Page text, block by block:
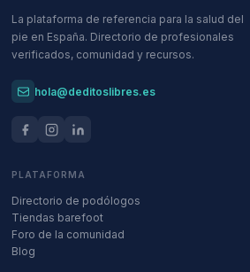
La plataforma de referencia para la salud del
pie en España. Directorio de profesionales
verificados, comunidad y recursos.
hola@deditoslibres.es
PLATAFORMA
Directorio de podólogos
Tiendas barefoot
Foro de la comunidad
Blog